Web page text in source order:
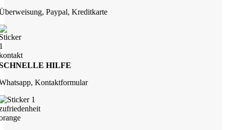
Paypal, Kreditkarte
HILFE
Kontaktformular